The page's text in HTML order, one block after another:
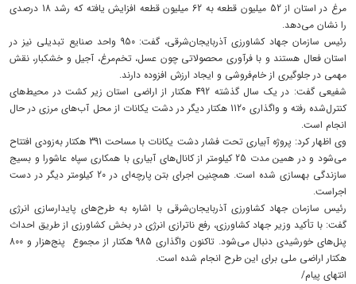
مرغ در استان از 52 میلیون قطعه به 62 میلیون قطعه افزایش یافته که رشد 18 درصدی
را نشان می‌دهد.
رئیس سازمان جهاد کشاورزی آذربایجان‌شرقی، گفت: 950 واحد صنایع تبدیلی نیز در
استان فعال‌ هستند و با فرآوری محصولاتی چون عسل، تخم‌مرغ، آجیل و خشکبار، نقش
مهمی در جلوگیری از خام‌فروشی و ایجاد ارزش افزوده دارند.
شفیعی گفت: در یک سال گذشته 492 هکتار از اراضی استان زیر کشت در محیط‌های
کنترل‌شده رفته و واگذاری 1120 هکتار دیگر در دشت یکانات از محل آب‌های مرزی در حال
انجام است.
وی اظهار کرد: پروژه آبیاری تحت فشار دشت یکانات با مساحت 391 هکتار به‌زودی افتتاح
می‌شود و در همین مدت 25 کیلومتر از کانال‌های آبیاری با همکاری سپاه عاشورا و بسیج
سازندگی بهسازی شده است. همچنین اجرای بتن پارچه‌ای در 20 کیلومتر دیگر در دست
اجراست.
رئیس سازمان جهاد کشاورزی آذربایجان‌شرقی با اشاره به طرح‌های پایدارسازی انرژی
گفت: با تأکید وزیر جهاد کشاورزی، رفع ناترازی انرژی در بخش کشاورزی از طریق احداث
پنل‌های خورشیدی دنبال می‌شود. تاکنون واگذاری 985 هکتار از مجموع پنج‌هزار و 800
هکتار اراضی ملی برای این طرح انجام شده است.
انتهای پیام/